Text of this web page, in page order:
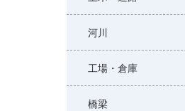
河川
工場・倉庫
橋梁